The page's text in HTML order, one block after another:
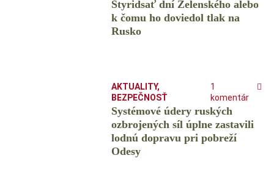
Štyridsať dní Zelenského alebo
k čomu ho doviedol tlak na
Rusko
AKTUALITY,
BEZPEČNOSŤ
1
komentár
Systémové údery ruských
ozbrojených síl úplne zastavili
lodnú dopravu pri pobreží
Odesy